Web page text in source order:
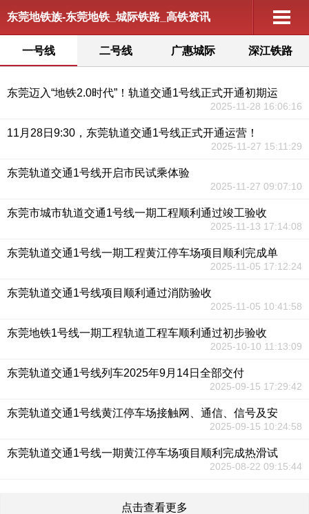
东莞地铁族-东莞地铁_城际铁路_高铁资讯
一号线 二号线 广惠城际 深江铁路
东莞迈入“地铁2.0时代”！轨道交通1号线正式开通初期运
2025-11-28 16:06:16
11月28日9:30，东莞轨道交通1号线正式开通运营！
2025-11-27 15:11:29
东莞轨道交通1号线开启市民试乘体验
2025-11-27 09:07:10
东莞市城市轨道交通1号线一期工程顺利通过竣工验收
2025-11-13 17:14:08
东莞轨道交通1号线一期工程黄江停车场项目顺利完成单
2025-11-05 17:12:24
东莞轨道交通1号线项目顺利通过消防验收
2025-11-05 10:41:58
东莞地铁1号线一期工程轨道工程车顺利通过初步验收
2025-10-10 11:13:09
东莞轨道交通1号线列车2025年9月14日全部交付
2025-09-15 17:29:42
东莞轨道交通1号线黄江停车场接触网、通信、信号及安
2025-09-15 10:24:58
东莞轨道交通1号线一期黄江停车场项目顺利完成热滑试
2025-08-22 09:15:44
点击查看更多